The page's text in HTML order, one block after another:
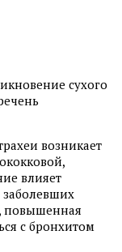
сухого
возникает
влияет
повышенная
с бронхитом